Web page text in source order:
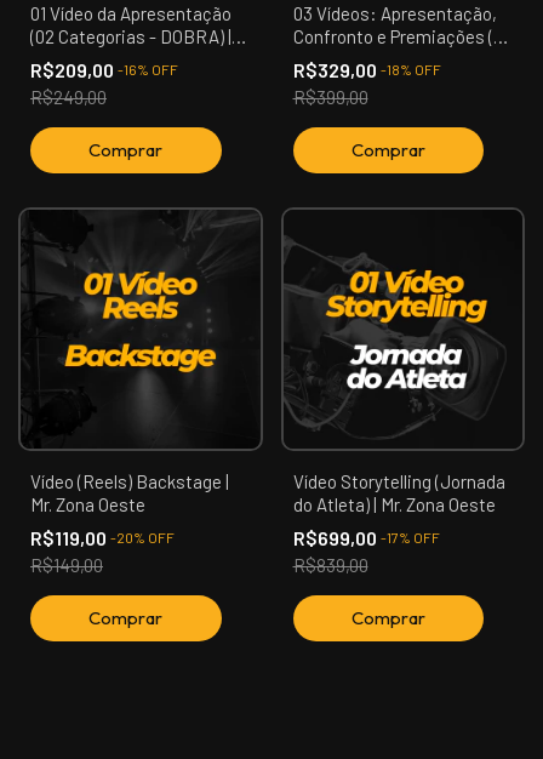
01 Vídeo da Apresentação
(02 Categorias - DOBRA) |
Mr. Zona Oeste
R$209,00 -16% OFF
R$249,00
03 Vídeos: Apresentação,
Confronto e Premiações (02
Categorias - DOBRA) | Mr.
Zona Oeste
R$329,00 -18% OFF
R$399,00
Vídeo (Reels) Backstage |
Mr. Zona Oeste
R$119,00 -20% OFF
R$149,00
Vídeo Storytelling (Jornada
do Atleta) | Mr. Zona Oeste
R$699,00 -17% OFF
R$839,00